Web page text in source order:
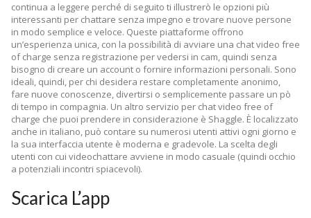
continua a leggere perché di seguito ti illustrerò le opzioni più
interessanti per chattare senza impegno e trovare nuove persone
in modo semplice e veloce. Queste piattaforme offrono
un’esperienza unica, con la possibilità di avviare una chat video free
of charge senza registrazione per vedersi in cam, quindi senza
bisogno di creare un account o fornire informazioni personali. Sono
ideali, quindi, per chi desidera restare completamente anonimo,
fare nuove conoscenze, divertirsi o semplicemente passare un pò
di tempo in compagnia. Un altro servizio per chat video free of
charge che puoi prendere in considerazione è Shaggle. È localizzato
anche in italiano, può contare su numerosi utenti attivi ogni giorno e
la sua interfaccia utente è moderna e gradevole. La scelta degli
utenti con cui videochattare avviene in modo casuale (quindi occhio
a potenziali incontri spiacevoli).
Scarica L’app